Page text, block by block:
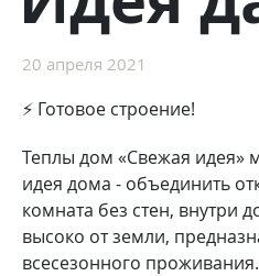
20 апреля 2021
⚡ Готовое строение!
Теплы дом «Свежая идея»
идея дома - объединить
комната без стен, внутри
высоко от земли,
всесезонного проживания.